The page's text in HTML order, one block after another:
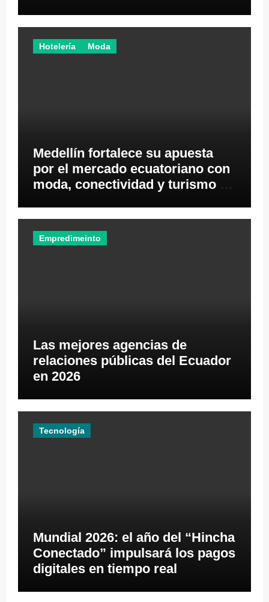
Hotelería Moda
Medellín fortalece su apuesta
por el mercado ecuatoriano con
moda, conectividad y turismo de
Empredimeinto
Las mejores agencias de
relaciones públicas del Ecuador
en 2026
Tecnología
Mundial 2026: el año del “Hincha
Conectado” impulsará los pagos
digitales en tiempo real